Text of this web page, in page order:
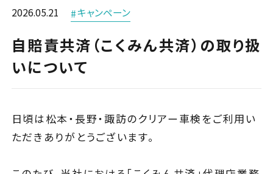
ボデーリペア
カーメンテナンス
ロードサービス
セーフティーサービス
その他 0266-56-4634
2026.05.21 キャンペーン
自賠責共済（こくみん共済）の取り扱
いについて
日頃は松本・長野・諏訪のクリアー車検をご利用い
ただきありがとうございます。